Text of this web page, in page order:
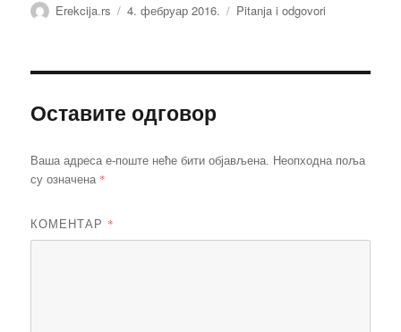
Аутор
Erekcija.rs Објављено
4. фебруар 2016. Категорије
Pitanja i odgovori
Оставите одговор
Ваша адреса е-поште неће бити објављена. Неопходна поља
су означена *
КОМЕНТАР *